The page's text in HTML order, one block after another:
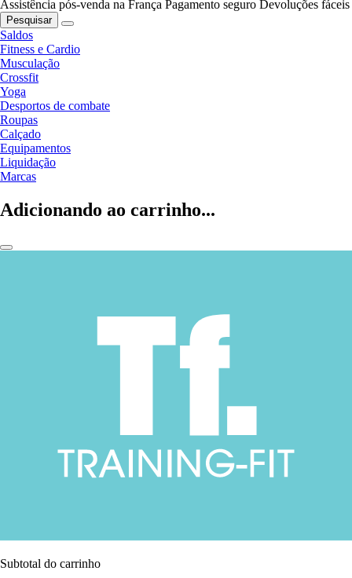
Assistência pós-venda na França Pagamento seguro Devoluções fáceis
Pesquisar
Saldos
Fitness e Cardio
Musculação
Crossfit
Yoga
Desportos de combate
Roupas
Calçado
Equipamentos
Liquidação
Marcas
Adicionando ao carrinho...
Subtotal do carrinho